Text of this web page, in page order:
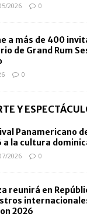
2026 0
a más de 400
de Grand Rum
0
Y
Panamericano
a la cultura
2026 0
reunirá en
2026